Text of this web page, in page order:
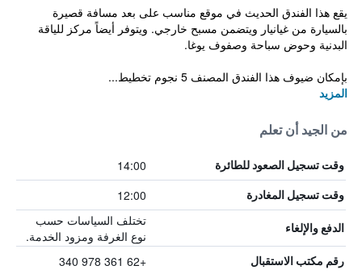
يقع هذا الفندق الحديث في موقع مناسب على بعد مسافة قصيرة
بالسيارة من غيانيار ويتضمن مسبح خارجي. ويتوفر أيضاً مركز للياقة
البدنية وحوض سباحة وصفوف يوغا.
بإمكان ضيوف هذا الفندق المصنف 5 نجوم تخطيط...
المزيد
من الجيد أن تعلم
وقت تسجيل الصعود للطائرة 14:00
وقت تسجيل المغادرة 12:00
الدفع والإلغاء
تختلف السياسات حسب
نوع الغرفة ومزود الخدمة.
رقم مكتب الاستقبال +62 361 978 340